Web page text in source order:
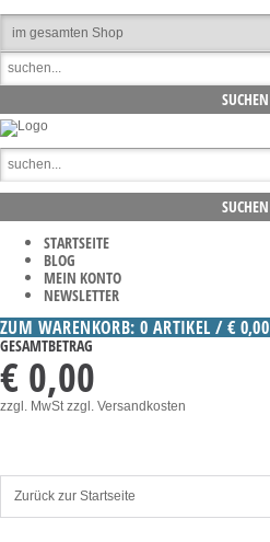
STARTSEITE
BLOG
MEIN KONTO
NEWSLETTER
ZUM WARENKORB: 0 ARTIKEL / € 0,00
GESAMTBETRAG
€ 0,00
zzgl. MwStzzgl. Versandkosten
Zurück zur Startseite